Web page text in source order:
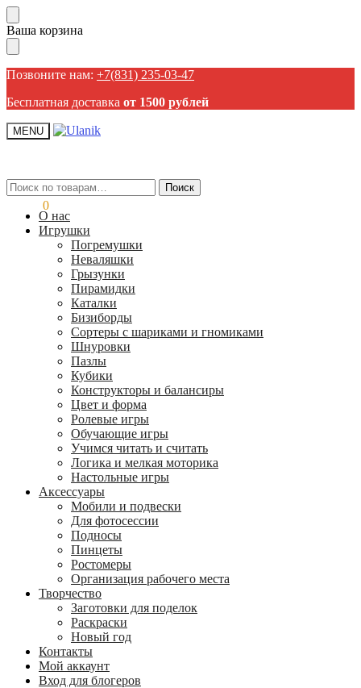
Пропустить
навигацию
Перейти
к
содержанию
Ваша корзина
Позвоните нам: +7(831) 235-03-47
Бесплатная доставка от 1500 рублей
MENU
Искать: Поиск
0
Искать: Поиск
О нас
Игрушки
Погремушки
Неваляшки
Грызунки
Пирамидки
Каталки
Бизиборды
Сортеры с шариками и гномиками
Шнуровки
Пазлы
Кубики
Конструкторы и балансиры
Цвет и форма
Ролевые игры
Обучающие игры
Учимся читать и считать
Логика и мелкая моторика
Настольные игры
Аксессуары
Мобили и подвески
Для фотосессии
Подносы
Пинцеты
Ростомеры
Организация рабочего места
Творчество
Заготовки для поделок
Раскраски
Новый год
Контакты
Мой аккаунт
Вход для блогеров